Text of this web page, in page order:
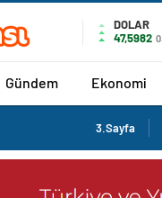
DOLAR
47,5982
Gündem Ekonomi
3.Sayfa